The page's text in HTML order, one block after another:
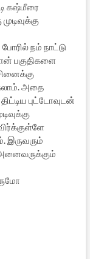
கஷ்மீரை
நம் நாட்டு
பகுதிகளை
அதை
புட்டோவுடன்
இருவரும்